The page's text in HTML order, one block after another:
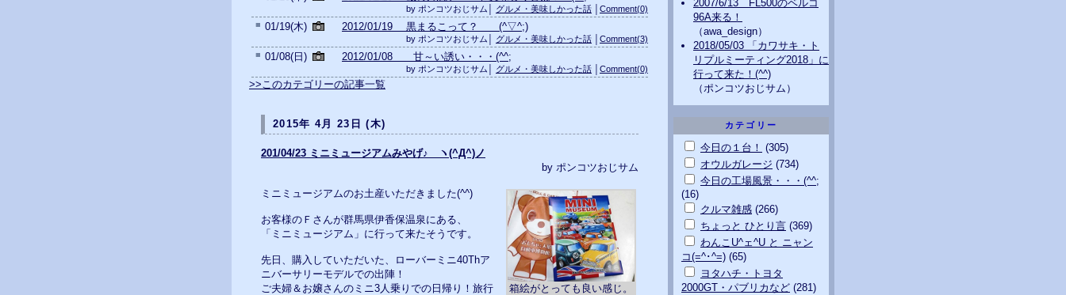
by ポンコツおじサム│ グルメ・美味しかった話
Comment(0)
■ 01/19(木) 2012/01/19 黒まるこって？ (^▽^;)
by ポンコツおじサム│ グルメ・美味しかった話
Comment(3)
■ 01/08(日) 2012/01/08 甘～い誘い・・・(^^;
by ポンコツおじサム│ グルメ・美味しかった話 Comment(0)
>>このカテゴリーの記事一覧
2015年 4月 23日 (木)
201/04/23 ミニミュージアムみやげ♪ ヽ(^Д^)ノ
by ポンコツおじサム
箱絵がとっても良い感じ。
ミニミュージアムのお土産いただきました(^^)
お客様のＦさんが群馬県伊香保温泉にある、
「ミニミュージアム」に行って来たそうです。
先日、購入していただいた、ローバーミニ40Thア
ニバーサリーモデルでの出陣！
ご夫婦＆お嬢さんのミニ3人乗りでの日帰り！旅行
2007/6/13 FL500のベルコ
96A来る！
（awa_design）
2018/05/03 「カワサキ・ト
リプルミーティング2018」に
行って来た！(^^)
（ポンコツおじサム）
カテゴリー
今日の１台！ (305)
オウルガレージ (734)
今日の工場風景・・・(^^;
(16)
クルマ雑感 (266)
ちょっと ひとり言 (369)
わんこU^ェ^U と ニャン
コ(=^･^=) (65)
ヨタハチ・トヨタ
2000GT・パブリカなど (281)